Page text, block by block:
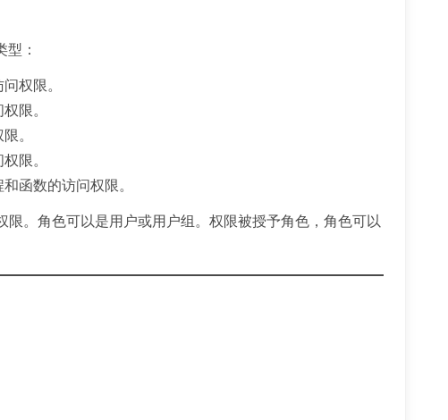
：
权限。
限。
。
限。
函数的访问权限。
限。角色可以是用户或用户组。权限被授予角色，角色可以